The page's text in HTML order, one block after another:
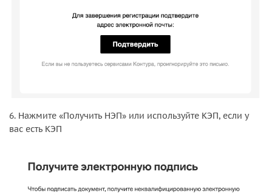
6. Нажмите «Получить НЭП» или используйте КЭП, если у
вас есть КЭП